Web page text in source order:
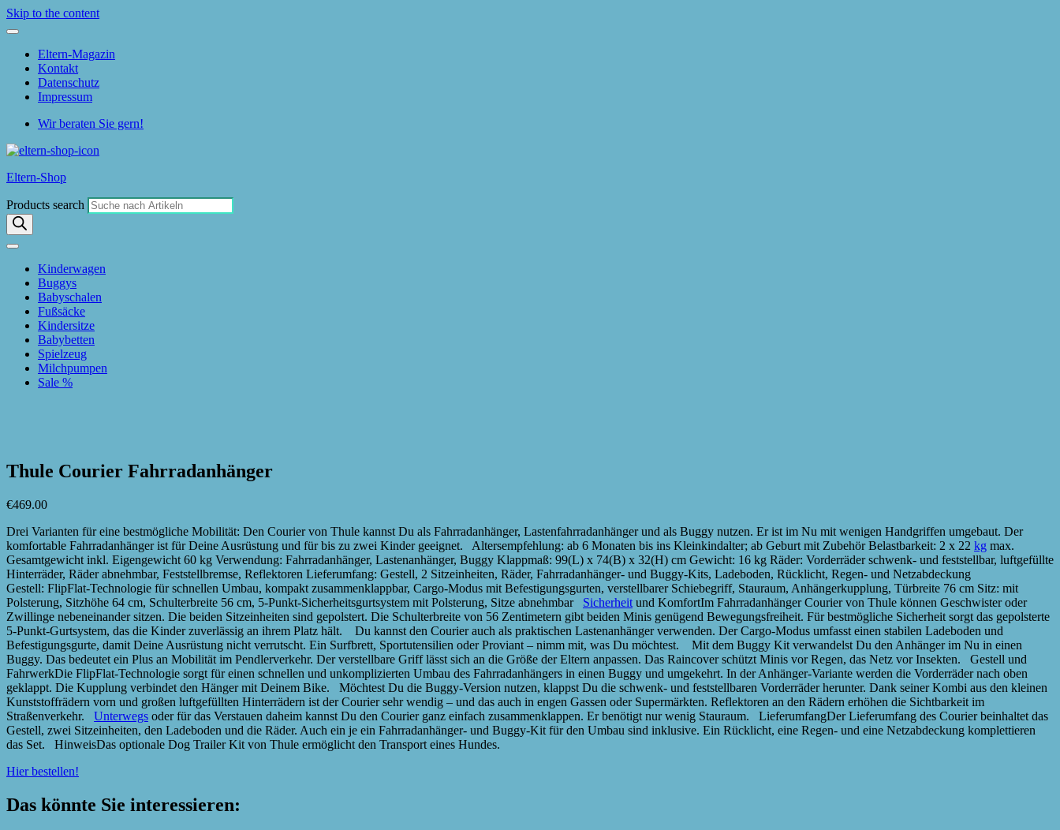
Skip to the content
Eltern-Magazin
Kontakt
Datenschutz
Impressum
Wir beraten Sie gern!
Eltern-Shop
Products search
Kinderwagen
Buggys
Babyschalen
Fußsäcke
Kindersitze
Babybetten
Spielzeug
Milchpumpen
Sale %
Thule Courier Fahrradanhänger
€469.00
Drei Varianten für eine bestmögliche Mobilität: Den Courier von Thule kannst Du als Fahrradanhänger, Lastenfahrradanhänger und als Buggy nutzen. Er ist im Nu mit wenigen Handgriffen umgebaut. Der
komfortable Fahrradanhänger ist für Deine Ausrüstung und für bis zu zwei Kinder geeignet. Altersempfehlung: ab 6 Monaten bis ins Kleinkindalter; ab Geburt mit Zubehör Belastbarkeit: 2 x 22 kg max.
Gesamtgewicht inkl. Eigengewicht 60 kg Verwendung: Fahrradanhänger, Lastenanhänger, Buggy Klappmaß: 99(L) x 74(B) x 32(H) cm Gewicht: 16 kg Räder: Vorderräder schwenk- und feststellbar, luftgefüllte
Hinterräder, Räder abnehmbar, Feststellbremse, Reflektoren Lieferumfang: Gestell, 2 Sitzeinheiten, Räder, Fahrradanhänger- und Buggy-Kits, Ladeboden, Rücklicht, Regen- und Netzabdeckung
Gestell: FlipFlat-Technologie für schnellen Umbau, kompakt zusammenklappbar, Cargo-Modus mit Befestigungsgurten, verstellbarer Schiebegriff, Stauraum, Anhängerkupplung, Türbreite 76 cm Sitz: mit
Polsterung, Sitzhöhe 64 cm, Schulterbreite 56 cm, 5-Punkt-Sicherheitsgurtsystem mit Polsterung, Sitze abnehmbar Sicherheit und KomfortIm Fahrradanhänger Courier von Thule können Geschwister oder
Zwillinge nebeneinander sitzen. Die beiden Sitzeinheiten sind gepolstert. Die Schulterbreite von 56 Zentimetern gibt beiden Minis genügend Bewegungsfreiheit. Für bestmögliche Sicherheit sorgt das gepolsterte
5-Punkt-Gurtsystem, das die Kinder zuverlässig an ihrem Platz hält. Du kannst den Courier auch als praktischen Lastenanhänger verwenden. Der Cargo-Modus umfasst einen stabilen Ladeboden und
Befestigungsgurte, damit Deine Ausrüstung nicht verrutscht. Ein Surfbrett, Sportutensilien oder Proviant – nimm mit, was Du möchtest. Mit dem Buggy Kit verwandelst Du den Anhänger im Nu in einen
Buggy. Das bedeutet ein Plus an Mobilität im Pendlerverkehr. Der verstellbare Griff lässt sich an die Größe der Eltern anpassen. Das Raincover schützt Minis vor Regen, das Netz vor Insekten. Gestell und
FahrwerkDie FlipFlat-Technologie sorgt für einen schnellen und unkomplizierten Umbau des Fahrradanhängers in einen Buggy und umgekehrt. In der Anhänger-Variante werden die Vorderräder nach oben
geklappt. Die Kupplung verbindet den Hänger mit Deinem Bike. Möchtest Du die Buggy-Version nutzen, klappst Du die schwenk- und feststellbaren Vorderräder herunter. Dank seiner Kombi aus den kleinen
Kunststoffrädern vorn und großen luftgefüllten Hinterrädern ist der Courier sehr wendig – und das auch in engen Gassen oder Supermärkten. Reflektoren an den Rädern erhöhen die Sichtbarkeit im
Straßenverkehr. Unterwegs oder für das Verstauen daheim kannst Du den Courier ganz einfach zusammenklappen. Er benötigt nur wenig Stauraum. LieferumfangDer Lieferumfang des Courier beinhaltet das
Gestell, zwei Sitzeinheiten, den Ladeboden und die Räder. Auch ein je ein Fahrradanhänger- und Buggy-Kit für den Umbau sind inklusive. Ein Rücklicht, eine Regen- und eine Netzabdeckung komplettieren
das Set. HinweisDas optionale Dog Trailer Kit von Thule ermöglicht den Transport eines Hundes.
Hier bestellen!
Das könnte Sie interessieren: